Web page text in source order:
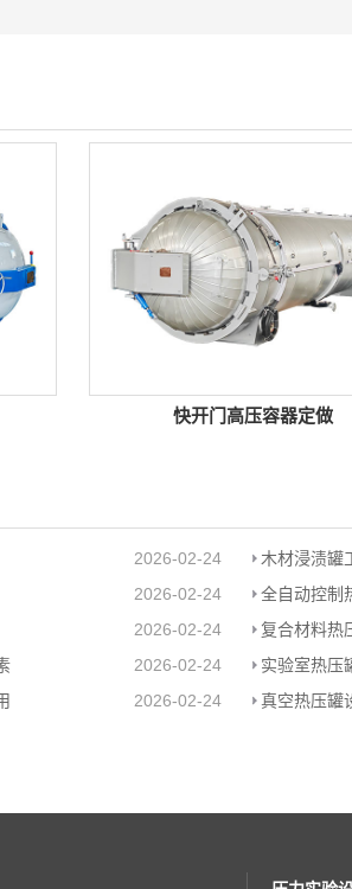
快开门高压容器定做
2026-02-24 木材浸渍罐
2026-02-24 全自动控制
2026-02-24 复合材料热
2026-02-24 实验室热压
2026-02-24 真空热压罐